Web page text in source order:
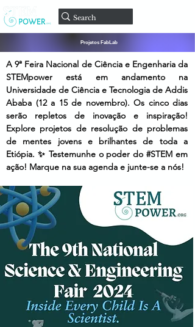
Projetos FabLab
A 9ª Feira Nacional de Ciência e Engenharia da
STEMpower está em andamento na
Universidade de Ciência e Tecnologia de Addis
Ababa (12 a 15 de novembro). Os cinco dias
serão repletos de inovação e inspiração!
Explore projetos de resolução de problemas
de mentes jovens e brilhantes de toda a
Etiópia. ✨ Testemunhe o poder do #STEM em
ação! Marque na sua agenda e junte-se a nós!